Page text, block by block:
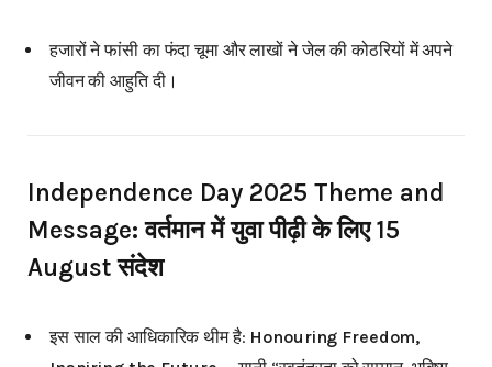
हजारों ने फांसी का फंदा चूमा और लाखों ने जेल की कोठरियों में अपने
जीवन की आहुति दी।
Independence Day 2025 Theme and
Message: वर्तमान में युवा पीढ़ी के लिए 15
August संदेश
इस साल की आधिकारिक थीम है: Honouring Freedom,